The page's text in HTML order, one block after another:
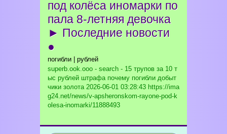
под колёса иномарки по
пала 8-летняя девочка
► Последние новости
●
погибли | рублей
superb.ook.ooo - search - 15 трупов за 10 т
ыс рублей штрафа почему погибли добыт
чики золота2026-06-01 03:28:43 https://ima
g24.net/news/v-apsheronskom-rayone-pod-k
olesa-inomarki/11888493